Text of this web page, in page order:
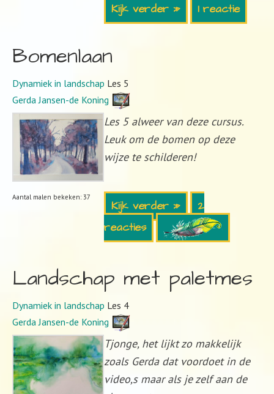
Kijk verder » 1 reactie
Bomenlaan
Dynamiek in landschap Les 5
Gerda Jansen-de Koning
Aantal malen bekeken: 37
Les 5 alweer van deze cursus.
Leuk om de bomen op deze
wijze te schilderen!
Kijk verder »
2
reacties
Landschap met paletmes
Dynamiek in landschap Les 4
Gerda Jansen-de Koning
Tjonge, het lijkt zo makkelijk
zoals Gerda dat voordoet in de
video,s maar als je zelf aan de